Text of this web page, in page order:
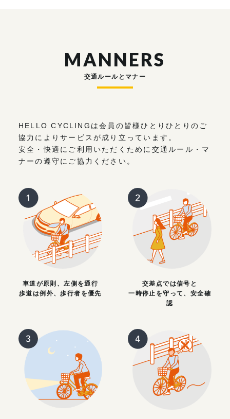
MANNERS
交通ルールとマナー
HELLO CYCLINGは会員の皆様ひとりひとりのご
協力によりサービスが成り立っています。
安全・快適にご利用いただくために交通ルール・マ
ナーの遵守にご協力ください。
車道が原則、左側を通行
歩道は例外、歩行者を優先
交差点では信号と
一時停止を守って、安全確
認